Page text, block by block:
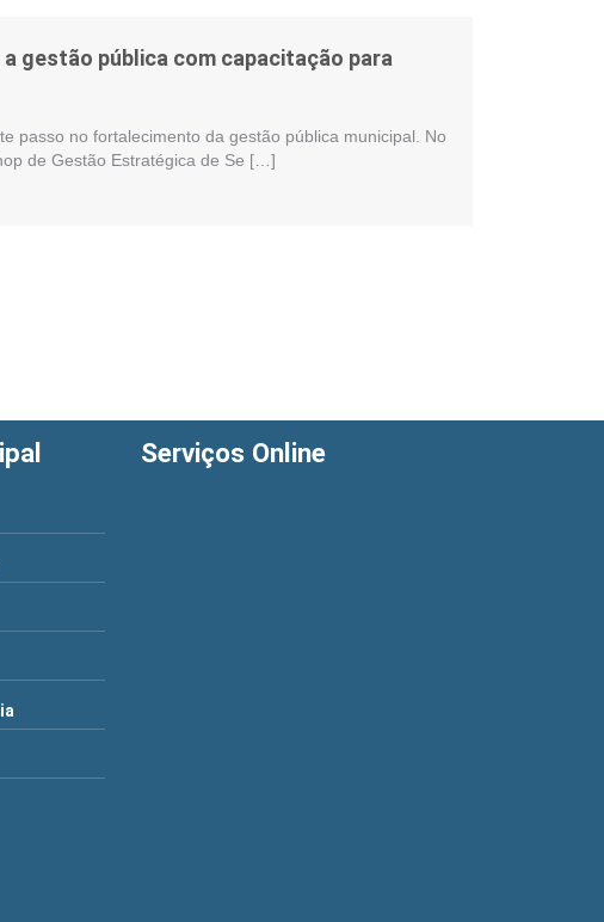
gestão pública com capacitação para
passo no fortalecimento da gestão pública municipal. No
de Gestão Estratégica de Se […]
Serviços Online